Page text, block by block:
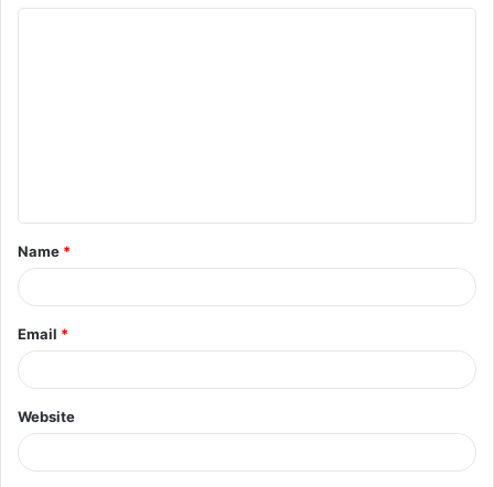
t
*
Name *
Email *
Website